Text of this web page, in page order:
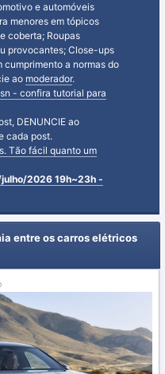
e automóveis
menores em tópicos
coberta; Roupas
provocantes; Close-ups
cumprimento a normas do
ao moderador.
- confira tutorial para
DENUNCIE ao
cada post.
Tão fácil quanto um
2026 19h~23h -
entre os carros elétricos